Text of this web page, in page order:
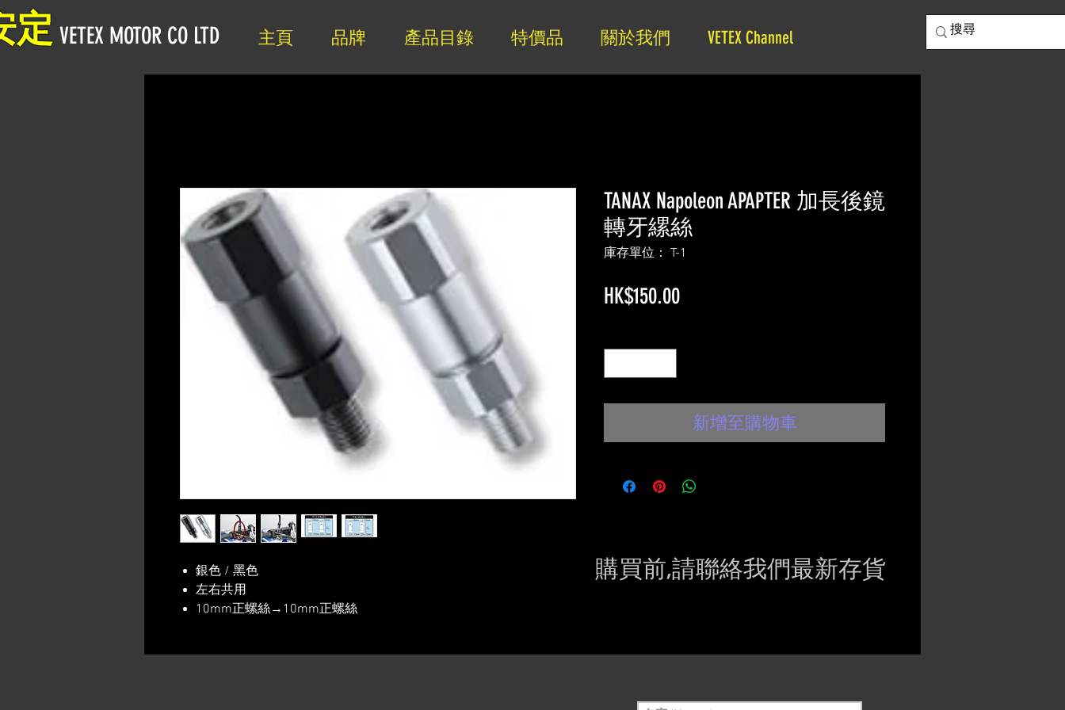
主頁 品牌 產品目錄 特價品 關於我們 VETEX Channel
定 VETEX MOTOR CO LTD
銀色 / 黑色
左右共用
10mm正螺絲→10mm正螺絲
TANAX Napoleon APAPTER 加長後鏡
轉牙縲絲
庫存單位： T-1
HK$150.00價
新增至購物車
購買前,請聯絡我們最新存貨